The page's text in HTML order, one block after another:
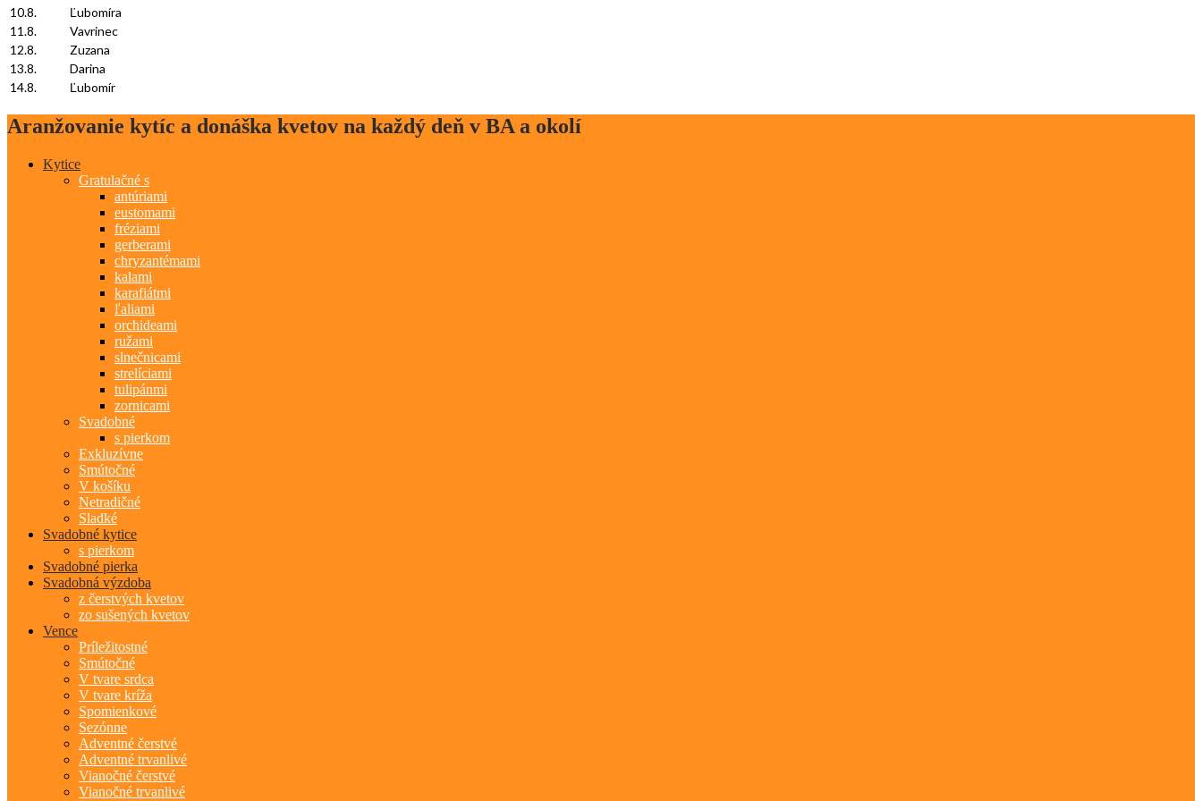
10.8.
Ľubomíra
11.8.
Vavrinec
12.8.
Zuzana
13.8.
Darina
14.8.
Ľubomír
Aranžovanie kytíc a donáška kvetov na každý deň v BA a okolí
Kytice
Gratulačné s
antúriami
eustomami
fréziami
gerberami
chryzantémami
kalami
karafiátmi
ľaliami
orchideami
ružami
slnečnicami
strelíciami
tulipánmi
zornicami
Svadobné
s pierkom
Exkluzívne
Smútočné
V košíku
Netradičné
Sladké
Svadobné kytice
s pierkom
Svadobné pierka
Svadobná výzdoba
z čerstvých kvetov
zo sušených kvetov
Vence
Príležitostné
Smútočné
V tvare srdca
V tvare kríža
Spomienkové
Sezónne
Adventné čerstvé
Adventné trvanlivé
Vianočné čerstvé
Vianočné trvanlivé